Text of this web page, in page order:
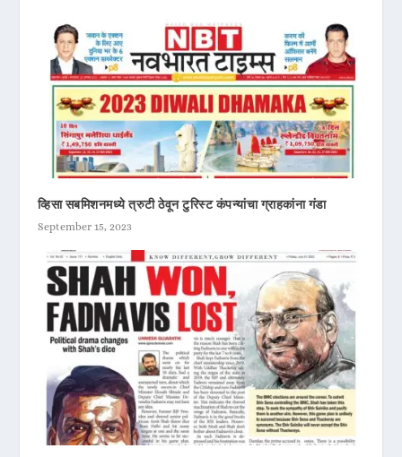
व्हिसा सबमिशनमध्ये त्रुटी ठेवून टुरिस्ट कंपन्यांचा ग्राहकांना गंडा
September 15, 2023